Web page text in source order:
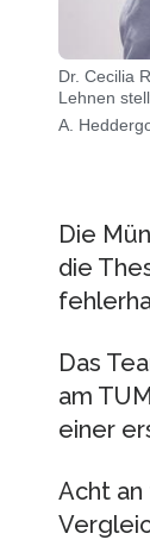
Dr. Cecilia
Lehnen
A.
Die
die
Das
am
einer
Acht an